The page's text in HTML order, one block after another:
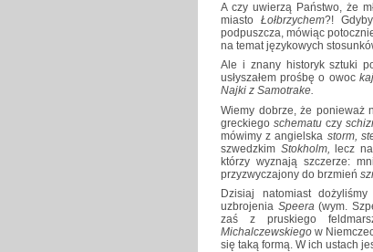
A czy uwierzą Państwo, że
miasto Łołbrzychem?!
podpuszcza, mówiąc
na temat językowych
Ale i znany historyk sztuki
usłyszałem prośbę o owoc
Najki z Samotrake.
Wiemy dobrze, że ponieważ
greckiegoschematu czy
mówimy z angielska storm,
szwedzkim Stokholm,lecz
którzy wyznają szczerze:
przyzwyczajony do brzmień
Dzisiaj natomiast
uzbrojenia Speera (wym.
zaś z pruskiego
Michalczewskiego w
się taką formą. W ich ustach